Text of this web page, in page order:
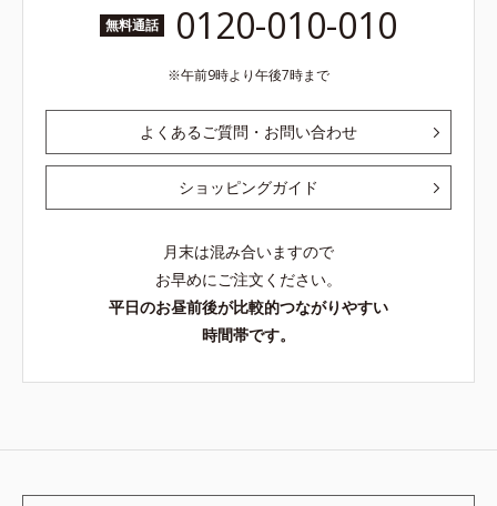
無料通話 0120-010-010
午前9時より午後7時まで
よくあるご質問・お問い合わせ
ショッピングガイド
月末は混み合いますので
お早めにご注文ください。
平日のお昼前後が比較的つながりやすい
時間帯です。